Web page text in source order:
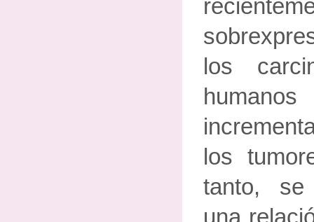
los
los
tanto, se